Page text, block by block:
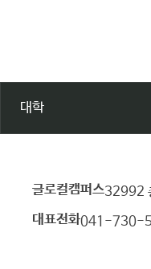
대학
건
양
글로컬캠퍼스 32992
대표전화 041-730-